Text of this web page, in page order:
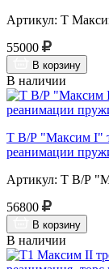
Артикул: Т
55000
В корзину
В наличии
Т В/Р "Максим I"
реанимации
Артикул: Т В/Р
56800
В корзину
В наличии